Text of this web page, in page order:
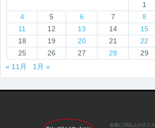
1
4
5 6 7 8
11
12 13 14 15
18
19 20 21 22
25
26 27 28 29
« 11月
1月 »
全国に35以上のテニ